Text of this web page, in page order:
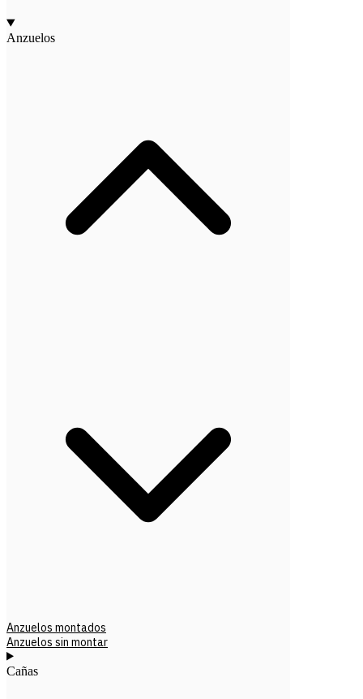
Anzuelos
Anzuelos montados
Anzuelos sin montar
Cañas